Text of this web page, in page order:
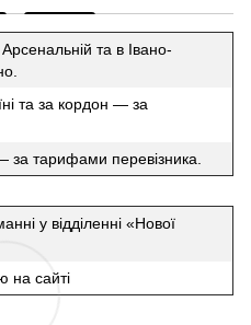
та в Івано-
та за кордон — за
тарифами перевізника.
у відділенні «Нової
на сайті